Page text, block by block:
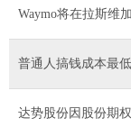
Waymo将在拉斯维
普通人搞钱成本最
达势股份因股份期